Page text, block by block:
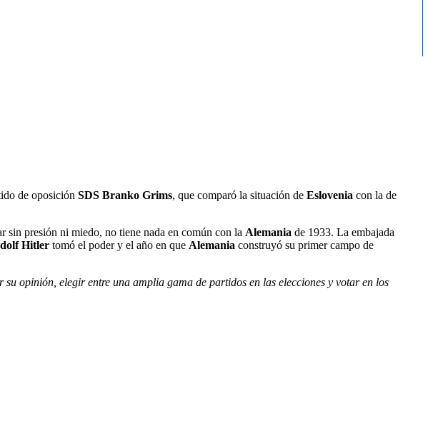
de oposición SDS Branko Grims, que comparó la situación de Eslovenia con la de
sin presión ni miedo, no tiene nada en común con la Alemania de 1933. La embajada
Hitler tomó el poder y el año en que Alemania construyó su primer campo de
opinión, elegir entre una amplia gama de partidos en las elecciones y votar en los